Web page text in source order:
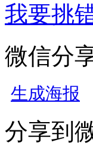
我要挑
微信分
生成海报
分享到